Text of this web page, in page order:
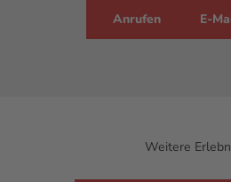
Anrufen E-
Weitere